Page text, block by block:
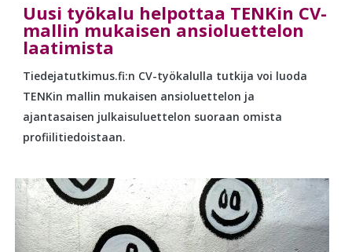
Uusi työkalu helpottaa TENKin CV-
mallin mukaisen ansioluettelon
laatimista
Tiedejatutkimus.fi:n CV-työkalulla tutkija voi luoda
TENKin mallin mukaisen ansioluettelon ja
ajantasaisen julkaisuluettelon suoraan omista
profiilitiedoistaan.